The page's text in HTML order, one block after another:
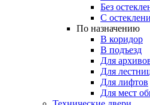
Без
С
По назначению
В коридор
В подъезд
Для
Для
Для лифтов
Для мест